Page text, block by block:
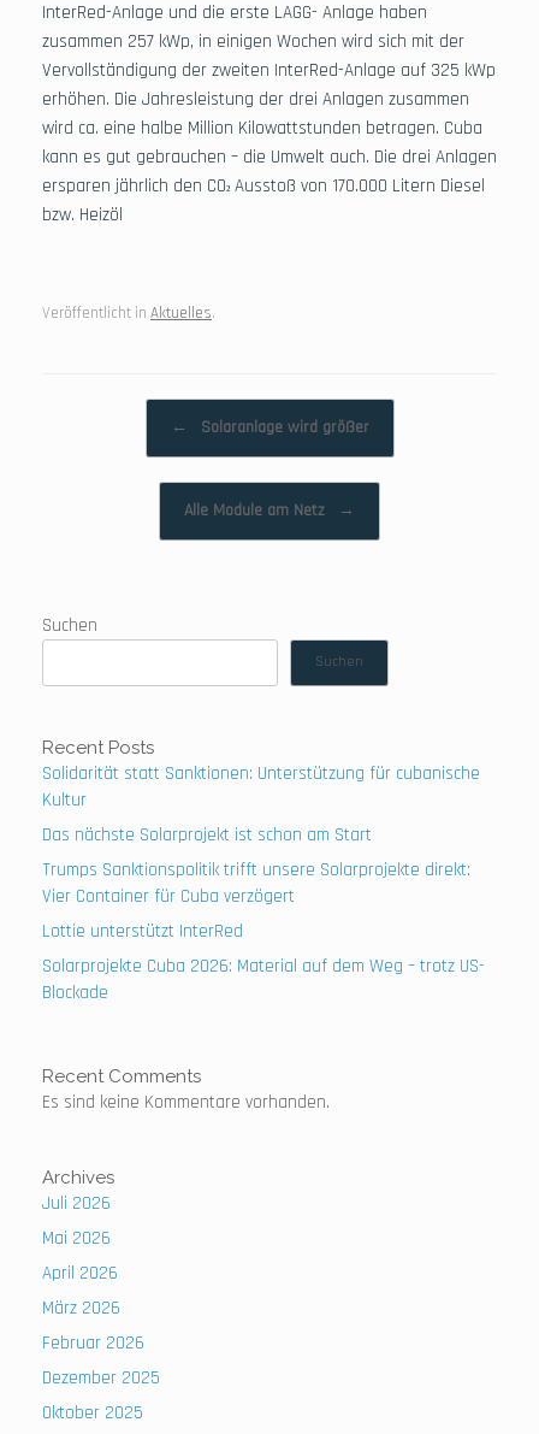
InterRed-Anlage und die erste LAGG- Anlage haben
zusammen 257 kWp, in einigen Wochen wird sich mit der
Vervollständigung der zweiten InterRed-Anlage auf 325 kWp
erhöhen. Die Jahresleistung der drei Anlagen zusammen
wird ca. eine halbe Million Kilowattstunden betragen. Cuba
kann es gut gebrauchen – die Umwelt auch. Die drei Anlagen
ersparen jährlich den CO² Ausstoß von 170.000 Litern Diesel
bzw. Heizöl
Veröffentlicht in Aktuelles.
← Solaranlage wird größer
Alle Module am Netz →
Suchen
Suchen
Recent Posts
Solidarität statt Sanktionen: Unterstützung für cubanische
Kultur
Das nächste Solarprojekt ist schon am Start
Trumps Sanktionspolitik trifft unsere Solarprojekte direkt:
Vier Container für Cuba verzögert
Lottie unterstützt InterRed
Solarprojekte Cuba 2026: Material auf dem Weg – trotz US-
Blockade
Recent Comments
Es sind keine Kommentare vorhanden.
Archives
Juli 2026
Mai 2026
April 2026
März 2026
Februar 2026
Dezember 2025
Oktober 2025